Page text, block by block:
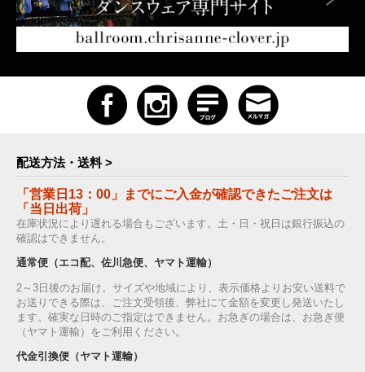
配送方法・送料 >
「営業日13：00」までにご入金が確認できたご注文は
「当日出荷」
在庫状況により遅れる場合もございます。土・日・祝日は銀行振込の
確認はできません。
通常便（エコ配、佐川急便、ヤマト運輸）
2～3日後のお届け。サイズや地域により、表示価格よりお安い送料で
お送りできる際は、ご注文受領後、弊社にて金額を変更し発送いたし
ます。確実な日時のご指定はできません。お急ぎの場合は、お急ぎ便
（ヤマト運輸）をご利用ください。
代金引換便（ヤマト運輸）